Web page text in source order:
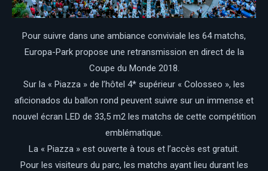
Pour suivre dans une ambiance conviviale les 64 matchs,
Europa-Park propose une retransmission en direct de la
Coupe du Monde 2018.
Sur la « Piazza » de l’hôtel 4* supérieur « Colosseo », les
aficionados du ballon rond peuvent suivre sur un immense et
nouvel écran LED de 33,5 m2 les matchs de cette compétition
emblématique.
La « Piazza » est ouverte à tous et l’accès est gratuit.
Pour les visiteurs du parc, les matchs ayant lieu durant les